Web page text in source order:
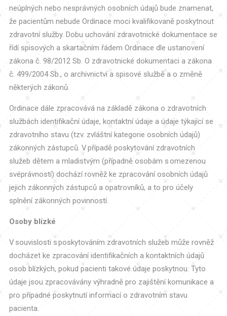
neúplných nebo nesprávných osobních údajů bude znamenat,
že pacientům nebude Ordinace moci kvalifikovaně poskytnout
zdravotní služby. Dobu uchování zdravotnické dokumentace se
řídí spisových a skartačním řádem Ordinace dle ustanovení
zákona č. 98/2012 Sb. O zdravotnické dokumentaci a zákona
č. 499/2004 Sb., o archivnictví a spisové službě a o změně
některých zákonů.
Ordinace dále zpracovává na základě zákona o zdravotních
službách identifikační údaje, kontaktní údaje a údaje týkající se
zdravotního stavu (tzv. zvláštní kategorie osobních údajů)
zákonných zástupců. V případě poskytování zdravotních
služeb dětem a mladistvým (případně osobám s omezenou
svéprávností) dochází rovněž ke zpracování osobních údajů
jejich zákonných zástupců a opatrovníků, a to pro účely
splnění zákonných povinností.
Osoby blízké
V souvislosti s poskytováním zdravotních služeb může rovněž
docházet ke zpracování identifikačních a kontaktních údajů
osob blízkých, pokud pacienti takové údaje poskytnou. Tyto
údaje jsou zpracovávány výhradně pro zajištění komunikace a
pro případné poskytnutí informací o zdravotním stavu
pacienta.